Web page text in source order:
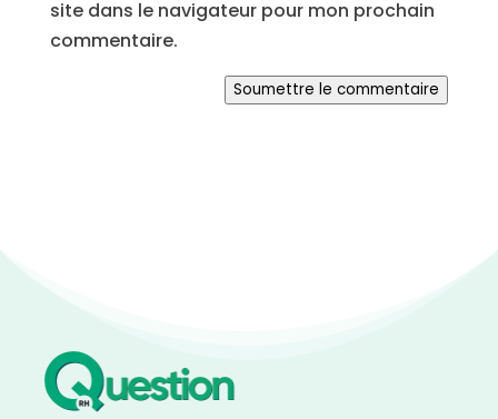
site dans le navigateur pour mon prochain
commentaire.
Soumettre le commentaire